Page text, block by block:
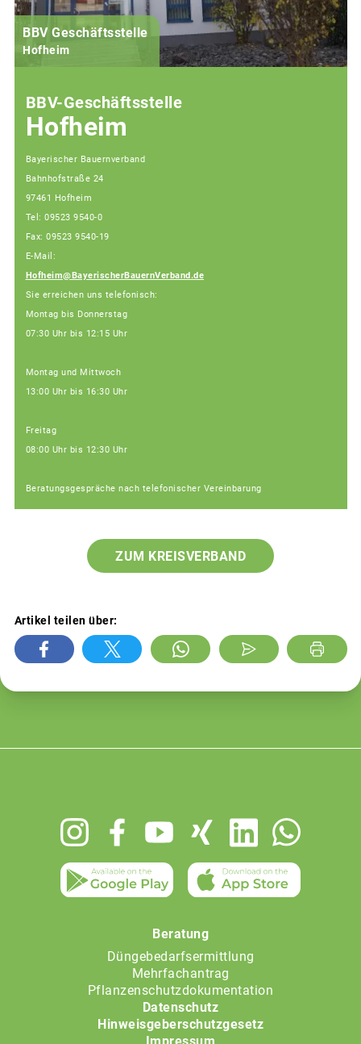
BBV Geschäftsstelle
Hofheim
BBV-Geschäftsstelle
Hofheim
Bayerischer Bauernverband
Bahnhofstraße 24
97461 Hofheim
Tel: 09523 9540-0
Fax: 09523 9540-19
E-Mail:
Hofheim@BayerischerBauernVerband.de
Sie erreichen uns telefonisch:
Montag bis Donnerstag
07:30 Uhr bis 12:15 Uhr
Montag und Mittwoch
13:00 Uhr bis 16:30 Uhr
Freitag
08:00 Uhr bis 12:30 Uhr
Beratungsgespräche nach telefonischer Vereinbarung
ZUM KREISVERBAND
Artikel teilen über:
Beratung
Düngebedarfsermittlung
Mehrfachantrag
Pflanzenschutzdokumentation
Datenschutz
Hinweisgeberschutzgesetz